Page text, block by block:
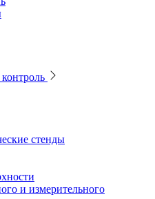
потребление кислорода
контроль